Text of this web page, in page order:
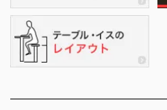
お役立ちコンテンツ